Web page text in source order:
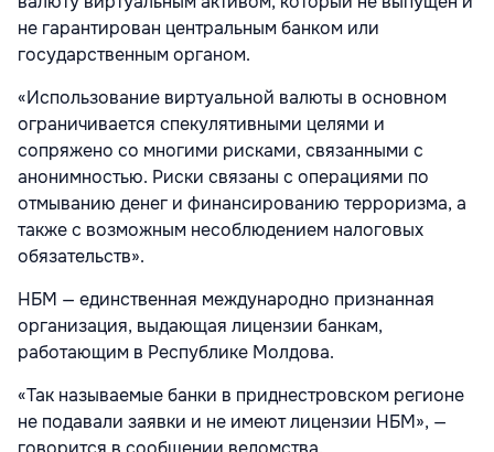
не гарантирован центральным банком или
государственным органом.
«Использование виртуальной валюты в основном
ограничивается спекулятивными целями и
сопряжено со многими рисками, связанными с
анонимностью. Риски связаны с операциями по
отмыванию денег и финансированию терроризма, а
также с возможным несоблюдением налоговых
обязательств».
НБМ — единственная международно признанная
организация, выдающая лицензии банкам,
работающим в Республике Молдова.
«Так называемые банки в приднестровском регионе
не подавали заявки и не имеют лицензии НБМ», —